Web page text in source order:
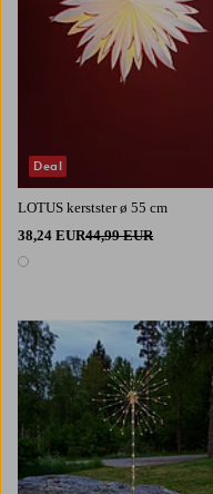
LOTUS kerstster ø 55 cm
38,24 EUR44,99 EUR
1 kleur
Deal